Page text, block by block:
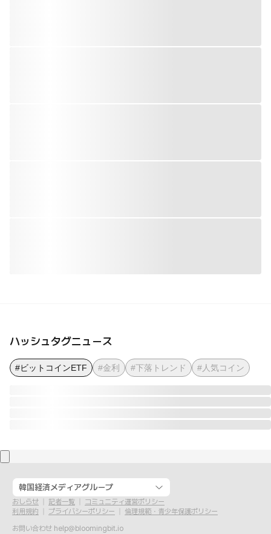
ハッシュタグニュース
#ビットコインETF #金利 #下落トレンド #人気コイン
韓国経済メディアグループ
おしらせ 記者一覧
コミュニティ運営ポリシー
利用規約
プライバシーポリシー
倫理規範・青少年保護ポリシー
お問い合わせ help@bloomingbit.io